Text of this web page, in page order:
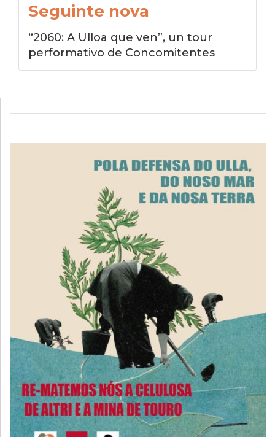
Seguinte nova
“2060: A Ulloa que ven”, un tour
performativo de Concomitentes